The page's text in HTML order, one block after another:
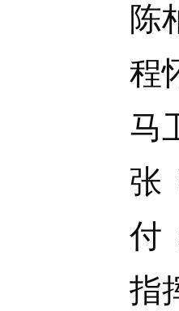
陈柏
程怀
马卫
张
付
指挥